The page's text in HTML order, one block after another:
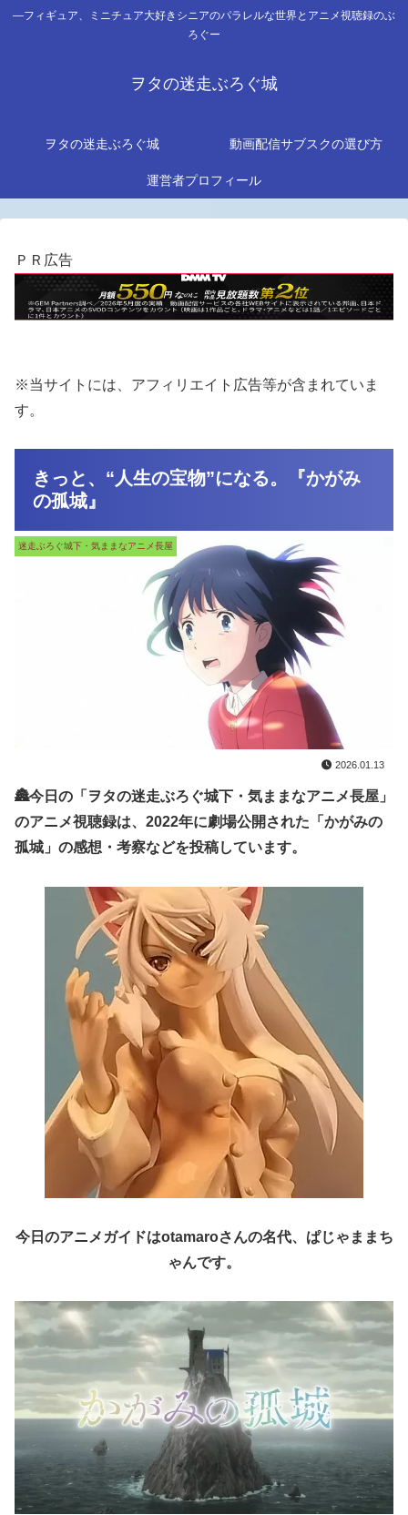
―フィギュア、ミニチュア大好きシニアのパラレルな世界とアニメ視聴録のぶ
ろぐー
ヲタの迷走ぶろぐ城
ヲタの迷走ぶろぐ城 動画配信サブスクの選び方
運営者プロフィール
ＰＲ広告
※当サイトには、アフィリエイト広告等が含まれていま
す。
きっと、“人生の宝物”になる。『かがみ
の孤城』
迷走ぶろぐ城下・気ままなアニメ長屋
2026.01.13
🏯今日の「ヲタの迷走ぶろぐ城下・気ままなアニメ長屋」
のアニメ視聴録は、2022年に劇場公開された「かがみの
孤城」の感想・考察などを投稿しています。
今日のアニメガイドはotamaroさんの名代、 ぱじゃまま ち
ゃんです。